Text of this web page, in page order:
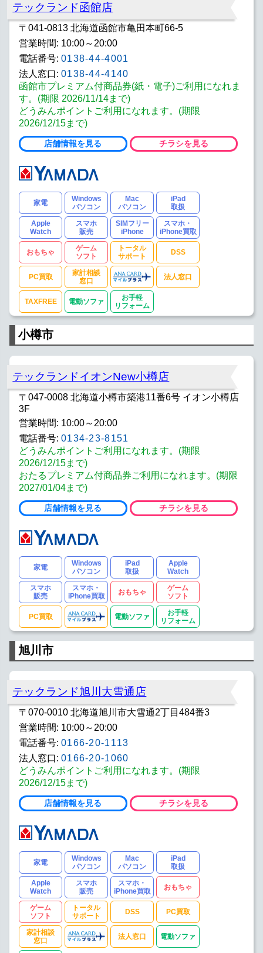
テックランド函館店
〒041-0813 北海道函館市亀田本町66-5
営業時間: 10:00～20:00
電話番号: 0138-44-4001
法人窓口: 0138-44-4140
函館市プレミアム付商品券(紙・電子)ご利用になれま
す。(期限 2026/11/14まで)
どうみんポイントご利用になれます。(期限
2026/12/15まで)
店舗情報を見る チラシを見る
家電
Windows
パソコン
Mac
パソコン
iPad
取扱
Apple
Watch
スマホ
販売
SIMフリー
iPhone
スマホ・
iPhone買取
おもちゃ
ゲーム
ソフト
トータル
サポート
DSS
PC買取
家計相談
窓口
法人窓口
TAXFREE 電動ソファ
お手軽
リフォーム
小樽市
テックランドイオンNew小樽店
〒047-0008 北海道小樽市築港11番6号 イオン小樽店
3F
営業時間: 10:00～20:00
電話番号: 0134-23-8151
どうみんポイントご利用になれます。(期限
2026/12/15まで)
おたるプレミアム付商品券ご利用になれます。(期限
2027/01/04まで)
店舗情報を見る チラシを見る
家電
Windows
パソコン
iPad
取扱
Apple
Watch
スマホ
販売
スマホ・
iPhone買取
おもちゃ
ゲーム
ソフト
PC買取 電動ソファ
お手軽
リフォーム
旭川市
テックランド旭川大雪通店
〒070-0010 北海道旭川市大雪通2丁目484番3
営業時間: 10:00～20:00
電話番号: 0166-20-1113
法人窓口: 0166-20-1060
どうみんポイントご利用になれます。(期限
2026/12/15まで)
店舗情報を見る チラシを見る
家電
Windows
パソコン
Mac
パソコン
iPad
取扱
Apple
Watch
スマホ
販売
スマホ・
iPhone買取
おもちゃ
ゲーム
ソフト
トータル
サポート
DSS PC買取
家計相談
窓口
法人窓口 電動ソファ